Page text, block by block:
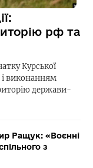
рф та
Курської
і виконанням
держави-
Ращук: «Воєнні
з